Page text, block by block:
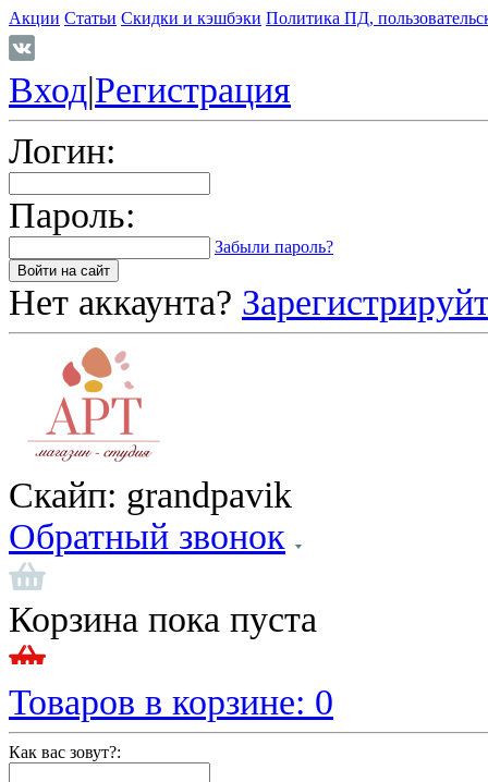
Акции Статьи Скидки и кэшбэки Политика ПД,
Вход|Регистрация
Логин:
Пароль:
Забыли пароль?
Нет аккаунта?
Скайп: grandpavik
Обратный звонок
Корзина пока пуста
Товаров в корзине: 0
Как вас зовут?: